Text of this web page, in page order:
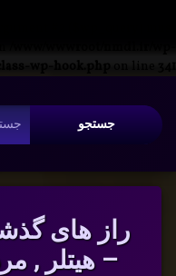
محتوا
راز های
– هیتلر ,